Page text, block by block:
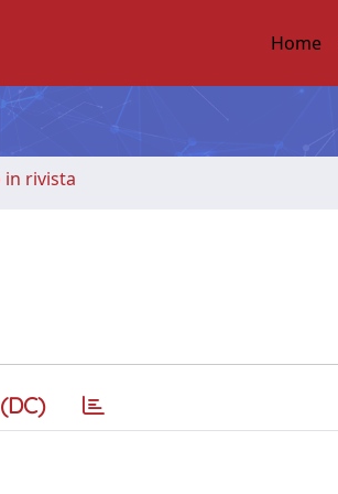
Home
in rivista